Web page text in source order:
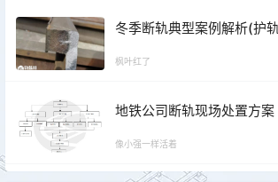
冬季断轨典型案例解析(护
枫叶红了
地铁公司断轨现场处置方案
像小强一样活着